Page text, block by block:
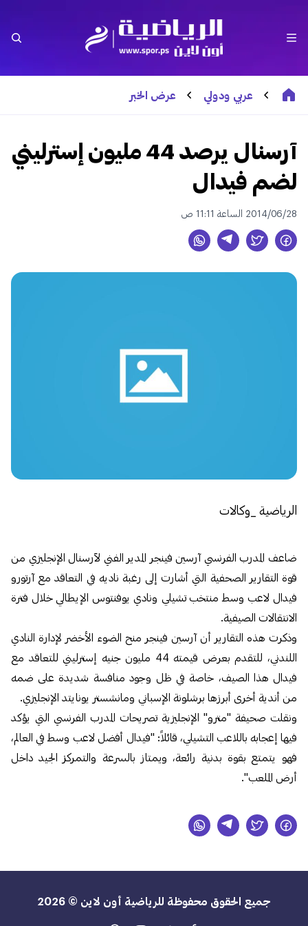
عربي ودولي عرض الخبر
آرسنال يرصد 44 مليون إسترليني
لضم فيدال
2014/06/28 الساعة 11:11 ص
الرياضية _وكالات
ضاعف المدرب الفرنسي آرسين فينجر المدير الفني لآرسنال الإنجليزي من
قوة التقارير الصحفية التي أشارت إلى رغبة ناديه في التعاقد مع آرتورو
فيدال لاعب وسط منتخب تشيلي ونادي يوفنتوس الإيطالي خلال فترة
الانتقالات الصيفية.
وذكرت هذه التقارير أن آرسين فينجر منح الضوء الأخضر لإدارة النادي
اللندني، للتقدم بعرض قيمته 44 مليون جنيه إسترليني للتعاقد مع
فيدال هذا الصيف، خاصة في ظل وجود منافسة شديدة على ضمه
من أندية أخرى أبرزها برشلونة الإسباني ومانشستر يونايتد الإنجليزي.
ونقلت صحيفة "مترو" الإنجليزية تصريحات المدرب الفرنسي التي يؤكد
فيها إعجابه باللاعب التشيلي، قائلاً: "فيدال أفضل لاعب وسط في العالم،
فهو يتمتع بقوة بدنية رائعة، ويمتاز بالسرعة والتمركز الجيد داخل
أرض الملعب".
جميع الحقوق محفوظة للرياضية أون لاين © 2026